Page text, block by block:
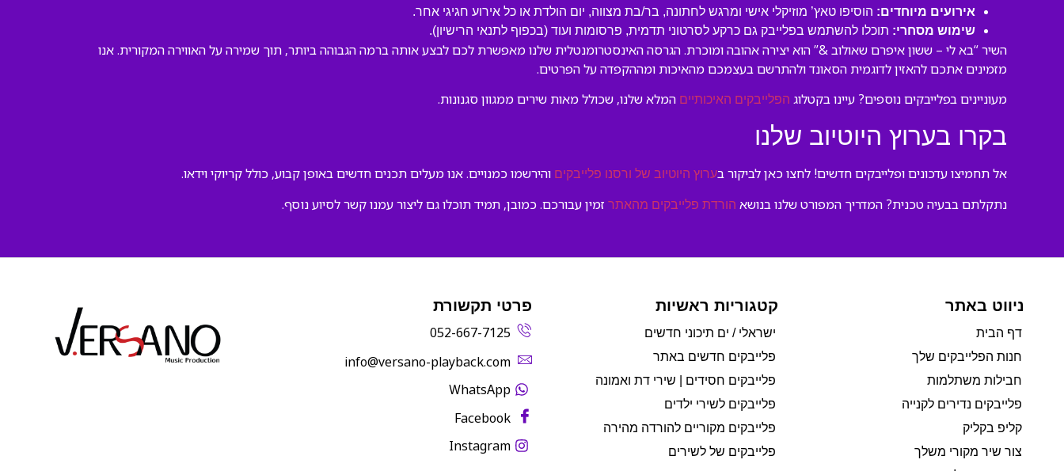
אירועים מיוחדים: הוסיפו טאץ’ מוזיקלי אישי ומרגש לחתונה, בר/בת מצווה, יום הולדת או כל אירוע חגיגי אחר.
שימוש מסחרי: תוכלו להשתמש בפלייבק גם כרקע לסרטוני תדמית, פרסומות ועוד (בכפוף לתנאי הרישיון).
השיר “בא לי – ששון איפרם שאולוב &” הוא יצירה אהובה ומוכרת. הגרסה האינסטרומנטלית שלנו מאפשרת לכם לבצע אותה ברמה הגבוהה ביותר, תוך שמירה על האווירה המקורית. אנו
מזמינים אתכם להאזין לדוגמית הסאונד ולהתרשם בעצמכם מהאיכות ומההקפדה על הפרטים.
מעוניינים בפלייבקים נוספים? עיינו בקטלוג הפלייבקים האיכותיים המלא שלנו, שכולל מאות שירים ממגוון סגנונות.
בקרו בערוץ היוטיוב שלנו
אל תחמיצו עדכונים ופלייבקים חדשים! לחצו כאן לביקור בערוץ היוטיוב של ורסנו פלייבקים והירשמו כמנויים. אנו מעלים תכנים חדשים באופן קבוע, כולל קריוקי וידאו.
נתקלתם בבעיה טכנית? המדריך המפורט שלנו בנושא הורדת פלייבקים מהאתר זמין עבורכם. כמובן, תמיד תוכלו גם ליצור עמנו קשר לסיוע נוסף.
ניווט באתר
דף הבית
חנות הפלייבקים שלך
חבילות משתלמות
פלייבקים נדירים לקנייה
קליפ בקליק
צור שיר מקורי משלך
קטגוריות ראשיות
ישראלי / ים תיכוני חדשים
פלייבקים חדשים באתר
פלייבקים חסידים | שירי דת ואמונה
פלייבקים לשירי ילדים
פלייבקים מקוריים להורדה מהירה
פלייבקים של לשירים
פרטי תקשורת
052-667-7125
‫info@versano-playback.com‬
WhatsApp
Facebook
Instagram